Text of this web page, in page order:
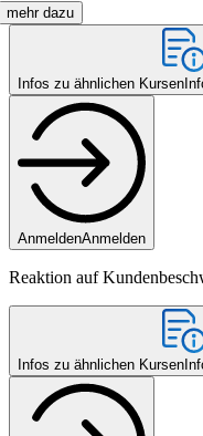
mehr dazu
Infos zu ähnlichen Kursen
AnmeldenAnmelden
Reaktion auf
Infos zu ähnlichen Kursen